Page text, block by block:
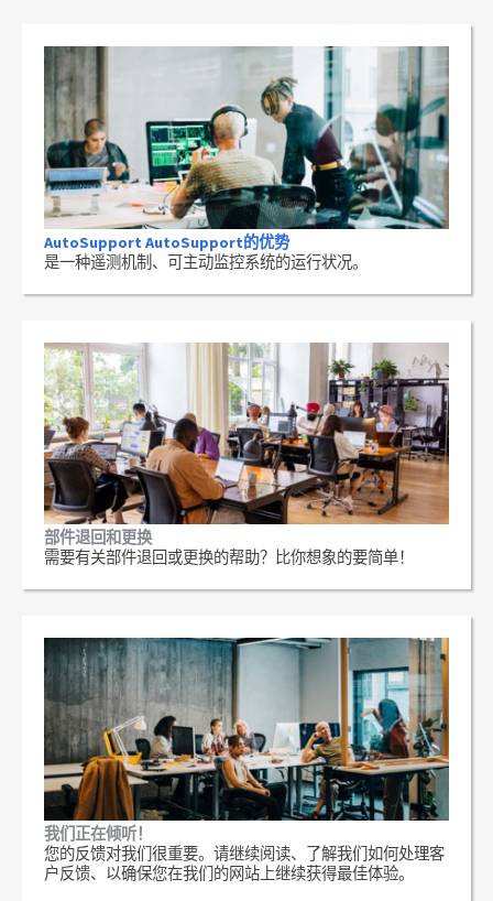
AutoSupport AutoSupport的优势
是一种遥测机制、可主动监控系统的运行状况。
部件退回和更换
需要有关部件退回或更换的帮助？比你想象的要简单！
我们正在倾听！
您的反馈对我们很重要。请继续阅读、了解我们如何处理客
户反馈、以确保您在我们的网站上继续获得最佳体验。